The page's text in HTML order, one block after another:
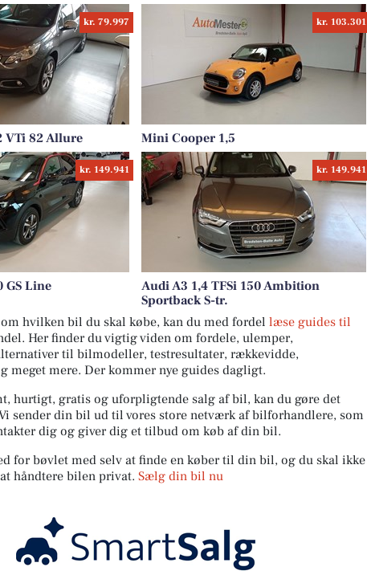
kr. 79.997
VTi 82 Allure
kr. 103.301
Mini Cooper 1,5
kr. 149.941
GS Line
kr. 149.941
Audi A3 1,4 TFSi 150 Ambition
Sportback S-tr.
hvilken bil du skal købe, kan du med fordel læse guides til
Her finder du vigtig viden om fordele, ulemper,
til bilmodeller, testresultater, rækkevidde,
meget mere. Der kommer nye guides dagligt.
hurtigt, gratis og uforpligtende salg af bil, kan du gøre det
sender din bil ud til vores store netværk af bilforhandlere, som
dig og giver dig et tilbud om køb af din bil.
for bøvlet med selv at finde en køber til din bil, og du skal ikke
håndtere bilen privat. Sælg din bil nu